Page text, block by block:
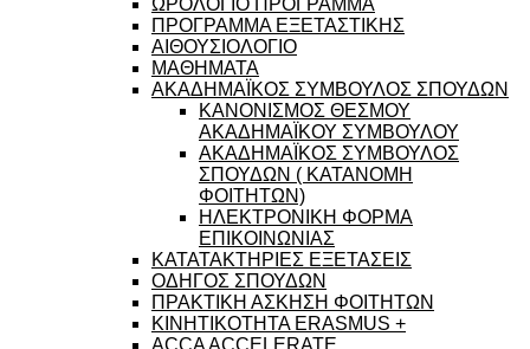
ΩΡΟΛΟΓΙΟ ΠΡΟΓΡΑΜΜΑ
ΠΡΟΓΡΑΜΜΑ ΕΞΕΤΑΣΤΙΚΗΣ
ΑΙΘΟΥΣΙΟΛΟΓΙΟ
ΜΑΘΗΜΑΤΑ
ΑΚΑΔΗΜΑΪΚΟΣ ΣΥΜΒΟΥΛΟΣ ΣΠΟΥΔΩΝ
ΚΑΝΟΝΙΣΜΟΣ ΘΕΣΜΟΥ
ΑΚΑΔΗΜΑΪΚΟΥ ΣΥΜΒΟΥΛΟΥ
ΑΚΑΔΗΜΑΪΚΟΣ ΣΥΜΒΟΥΛΟΣ
ΣΠΟΥΔΩΝ ( ΚΑΤΑΝΟΜΗ
ΦΟΙΤΗΤΩΝ)
ΗΛΕΚΤΡΟΝΙΚΗ ΦΟΡΜΑ
ΕΠΙΚΟΙΝΩΝΙΑΣ
ΚΑΤΑΤΑΚΤΗΡΙΕΣ ΕΞΕΤΑΣΕΙΣ
ΟΔΗΓΟΣ ΣΠΟΥΔΩΝ
ΠΡΑΚΤΙΚΗ ΑΣΚΗΣΗ ΦΟΙΤΗΤΩΝ
ΚΙΝΗΤΙΚΟΤΗΤΑ ERASMUS +
ACCA ACCELERATE